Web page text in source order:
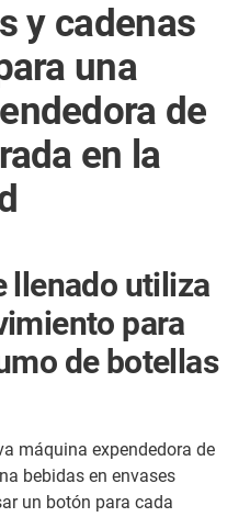
y cadenas
una
de
en la
llenado utiliza
para
de botellas
máquina expendedora de
bebidas en envases
un botón para cada